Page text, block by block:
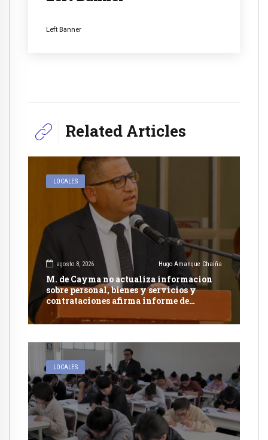
Left Banner
Related Articles
LOCALES
agosto 8, 2026 Hugo Amanque Chaiña
M. de Cayma no actualiza informacion
sobre personal, bienes y servicios y
contrataciones afirma informe de
Contraloría
LOCALES